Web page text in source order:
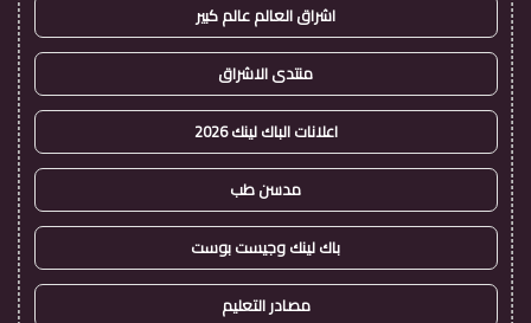
اشراق العالم عالم كبير
منتدى الاشراق
اعلانات الباك لينك 2026
مدسن طب
باك لينك وجيست بوست
مصادر التعليم